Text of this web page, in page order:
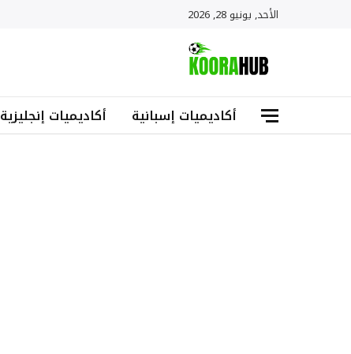
الأحد, يونيو 28, 2026
أكاديميات إسبانية أكاديميات إنجليزية